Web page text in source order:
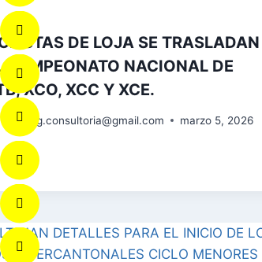
DE LOJA SE TRASLADAN
CAMPEONATO NACIONAL DE
XCO, XCC Y XCE.
codeteg.consultoria@gmail.com marzo 5, 2026